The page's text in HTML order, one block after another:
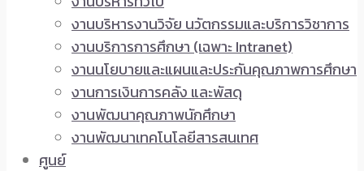
งานบริหารงานวิจัย นวัตกรรมและบริการวิชาการ
งานบริการการศึกษา (เฉพาะ Intranet)
งานนโยบายและแผนและประกันคุณภาพการศึกษา
งานการเงินการคลัง และพัสดุ
งานพัฒนาคุณภาพนักศึกษา
งานพัฒนาเทคโนโลยีสารสนเทศ
ศูนย์